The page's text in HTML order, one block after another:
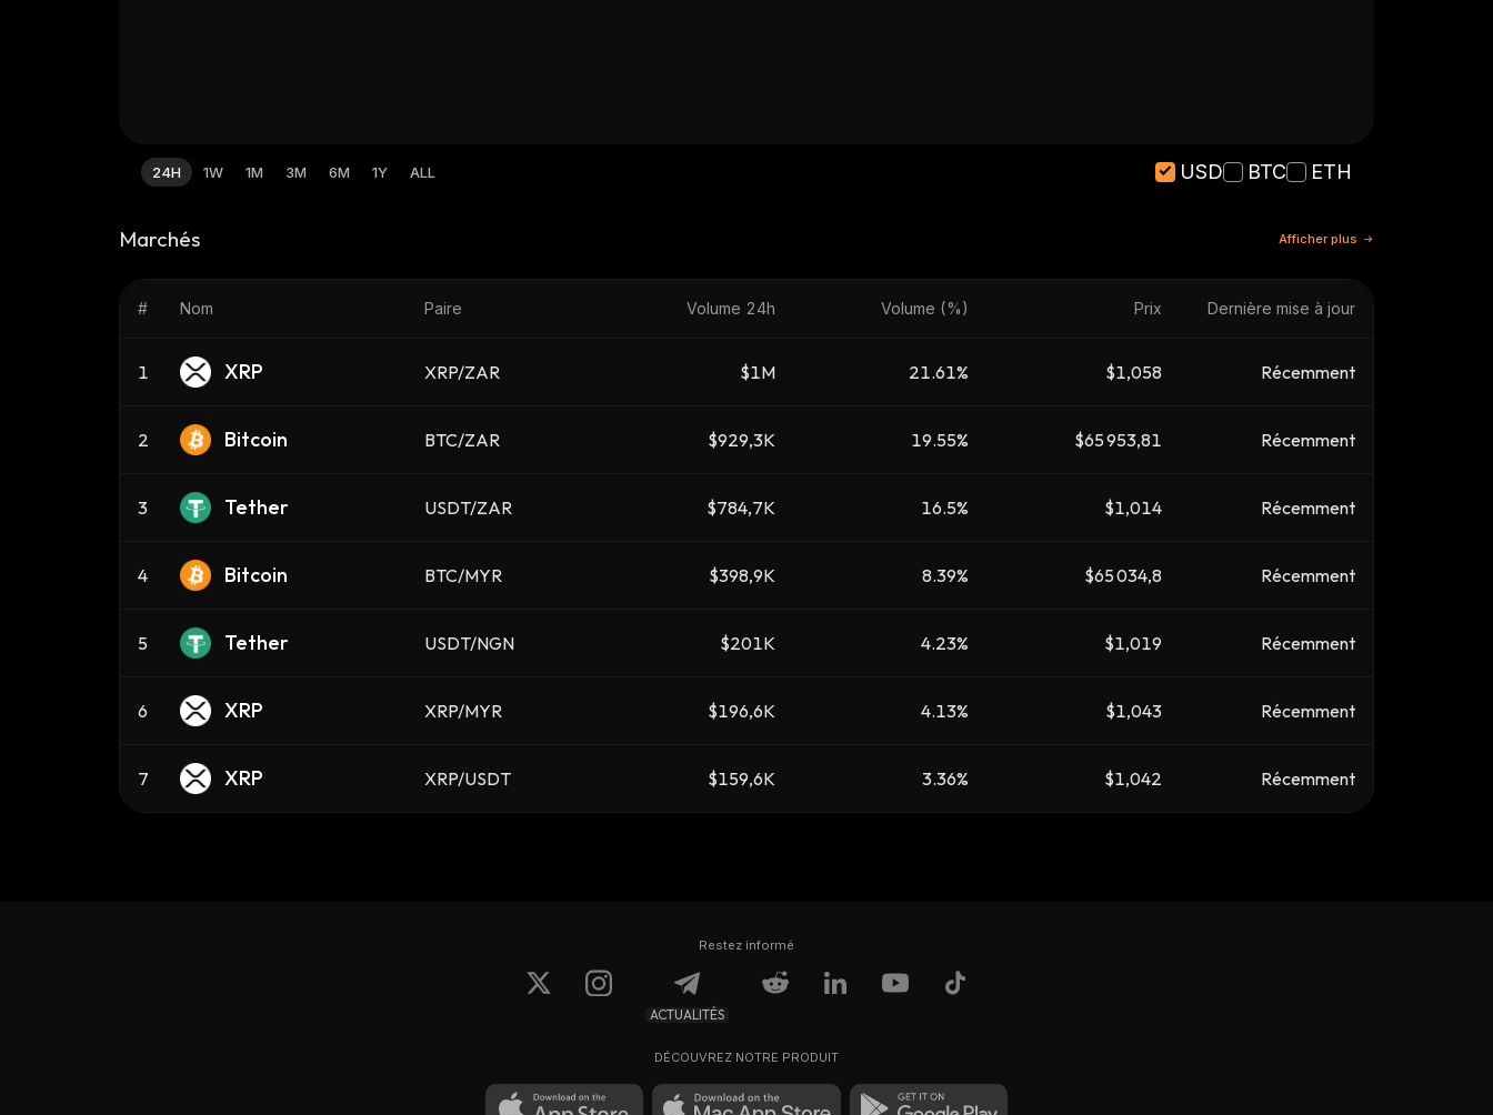
24H 1W 1M 3M 6M 1Y ALL USD BTC ETH
Marchés Afficher plus
# Nom Paire Volume 24h Volume (%) Prix Dernière mise à jour
1 XRP XRP/ZAR $1M 21.61% $1,058 Récemment
2 Bitcoin BTC/ZAR $929,3K 19.55% $65 953,81 Récemment
3 Tether USDT/ZAR $784,7K 16.5% $1,014 Récemment
4 Bitcoin BTC/MYR $398,9K 8.39% $65 034,8 Récemment
5 Tether USDT/NGN $201K 4.23% $1,019 Récemment
6 XRP XRP/MYR $196,6K 4.13% $1,043 Récemment
7 XRP XRP/USDT $159,6K 3.36% $1,042 Récemment
Restez informé
ACTUALITÉS
DÉCOUVREZ NOTRE PRODUIT